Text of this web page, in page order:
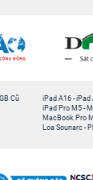
Cũ
iPad A16 -iPad
iPad Pro M5 -
MacBook Pro
Loa Sounarc -